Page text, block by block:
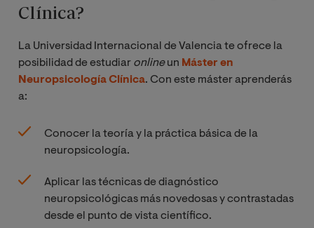
Clínica?
La Universidad Internacional de Valencia te ofrece la
posibilidad de estudiar online un Máster en
Neuropsicología Clínica. Con este máster aprenderás
a:
Conocer la teoría y la práctica básica de la
neuropsicología.
Aplicar las técnicas de diagnóstico
neuropsicológicas más novedosas y contrastadas
desde el punto de vista científico.